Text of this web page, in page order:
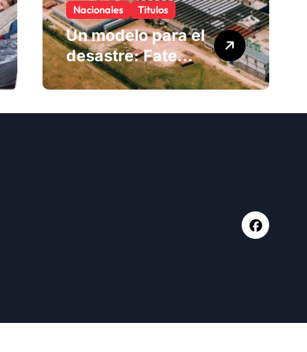
Nacionales Titulos
Un modelo para el
desastre: Fate
anuncia su cierre
despide a más de